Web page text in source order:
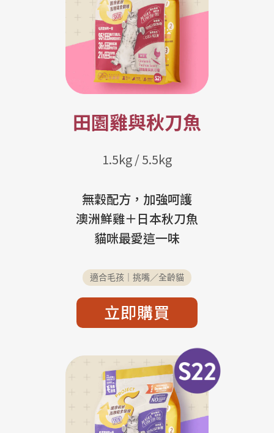
田園雞與秋刀魚
1.5kg / 5.5kg
無穀配方，加強呵護
澳洲鮮雞＋日本秋刀魚
貓咪最愛這一味
適合毛孩｜挑嘴／全齡貓
立即購買